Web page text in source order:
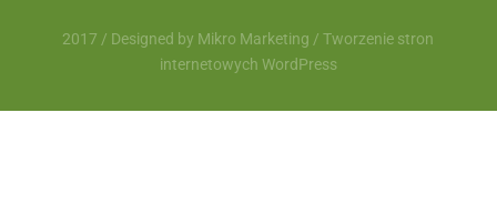
2017 / Designed by Mikro Marketing /Tworzenie stron
internetowych WordPress